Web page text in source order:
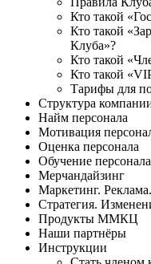
Кто такой
Кто такой
Клуба»?
Кто такой
Кто такой
Тарифы для
Структура
Найм персонала
Мотивация
Оценка персонала
Обучение персонала
Мерчандайзинг
Маркетинг.
Стратегия.
Продукты ММКЦ
Наши партнёры
Инструкции